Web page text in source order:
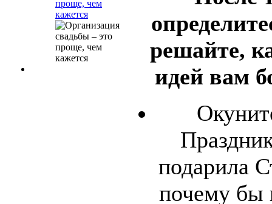
проще, чем
кажется
решайте,
идей вам
подарила
почему бы